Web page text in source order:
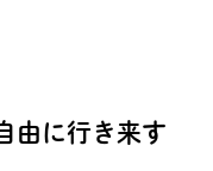
由に行き来す